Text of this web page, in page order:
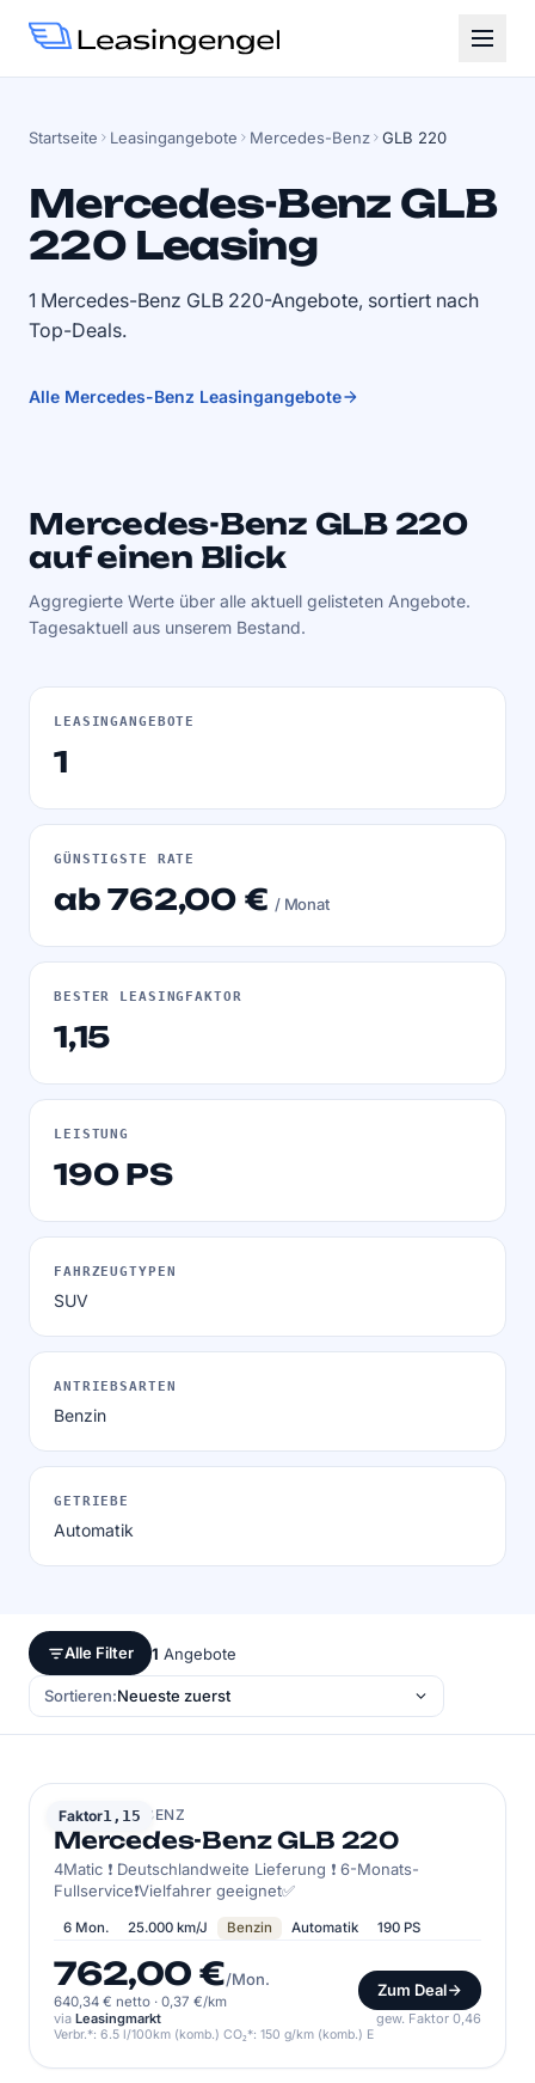
Startseite Leasingangebote Mercedes-Benz GLB 220
Mercedes-Benz GLB
220 Leasing
1 Mercedes-Benz GLB 220-Angebote, sortiert nach
Top-Deals.
Alle Mercedes-Benz Leasingangebote
Mercedes-Benz GLB 220
auf einen Blick
Aggregierte Werte über alle aktuell gelisteten Angebote.
Tagesaktuell aus unserem Bestand.
LEASINGANGEBOTE
1
GÜNSTIGSTE RATE
ab 762,00 €/ Monat
BESTER LEASINGFAKTOR
1,15
LEISTUNG
190 PS
FAHRZEUGTYPEN
SUV
ANTRIEBSARTEN
Benzin
GETRIEBE
Automatik
Alle Filter 1 Angebote
Sortieren:
Faktor1,15
MERCEDES-BENZ
Mercedes-Benz GLB 220
4Matic ❗️ Deutschlandweite Lieferung ❗️ 6-Monats-
Fullservice❗️Vielfahrer geeignet✅
6 Mon. 25.000 km/J Benzin Automatik 190 PS
762,00 €/Mon.
640,34 € netto · 0,37 €/km
Zum Deal
via Leasingmarkt gew. Faktor 0,46
Verbr.*: 6.5 l/100km (komb.) CO₂*: 150 g/km (komb.) E